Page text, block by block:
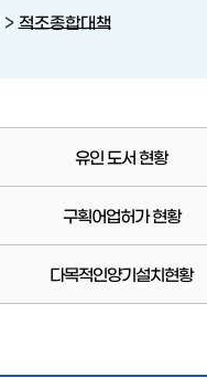
> 적조종합대책
유인 도서 현황
구획어업허가 현황
다목적인양기설치현황